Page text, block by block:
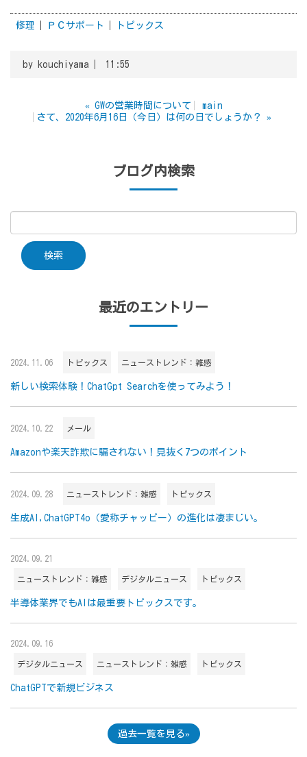
修理 ＰＣサポート トピックス
by kouchiyama 11:55
« GWの営業時間について
main
さて、2020年6月16日（今日）は何の日でしょうか？
»
ブログ内検索
最近のエントリー
2024.11.06 トピックス ニューストレンド：雑感
新しい検索体験！ChatGpt Searchを使ってみよう！
2024.10.22 メール
Amazonや楽天詐欺に騙されない！見抜く7つのポイント
2024.09.28 ニューストレンド：雑感 トピックス
生成AI,ChatGPT4o（愛称チャッピー）の進化は凄まじい。
2024.09.21
ニューストレンド：雑感 デジタルニュース トピックス
半導体業界でもAIは最重要トピックスです。
2024.09.16
デジタルニュース ニューストレンド：雑感 トピックス
ChatGPTで新規ビジネス
過去一覧を見る